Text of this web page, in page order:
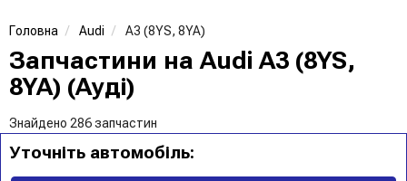
Головна Audi A3 (8YS, 8YA)
Запчастини на Audi A3 (8YS,
8YA) (Ауді)
Знайдено 286 запчастин
Уточніть автомобіль: